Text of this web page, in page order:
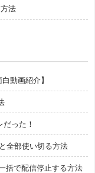
法
動画紹介】
った！
全部使い切る方法
括で配信停止する方法